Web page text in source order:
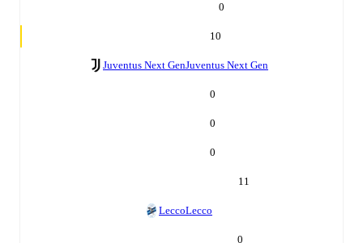
0
10
Juventus Next GenJuventus Next Gen
0
0
0
11
LeccoLecco
0